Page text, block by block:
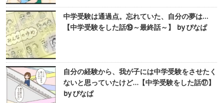
中学受験は通過点。忘れていた、自分の夢は…
【中学受験をした話⑲～最終話～】 by ぴなぱ
自分の経験から、我が子には中学受験をさせたく
ないと思っていたけど…【中学受験をした話⑰】
by ぴなぱ